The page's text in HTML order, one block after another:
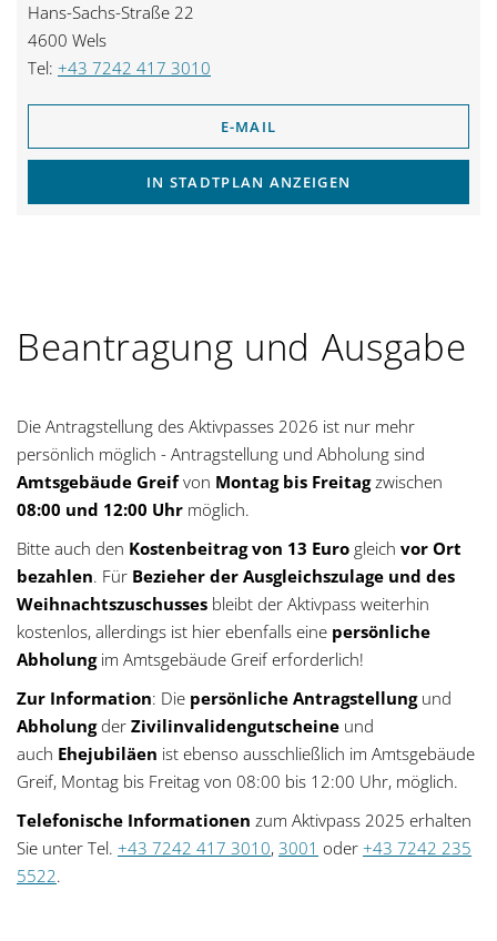
Hans-Sachs-Straße 22
4600 Wels
Tel: +43 7242 417 3010
E-MAIL
IN STADTPLAN ANZEIGEN
Beantragung und Ausgabe
Die Antragstellung des Aktivpasses 2026 ist nur mehr
persönlich möglich - Antragstellung und Abholung sind
Amtsgebäude Greifvon Montag bis Freitagzwischen
08:00 und 12:00 Uhr möglich.
Bitte auch den Kostenbeitrag von 13 Euro gleich vor Ort
bezahlen. Für Bezieher der Ausgleichszulage und des
Weihnachtszuschusses bleibt der Aktivpass weiterhin
kostenlos, allerdings ist hier ebenfalls eine persönliche
Abholung im Amtsgebäude Greif erforderlich!
Zur Information: Die persönliche Antragstellungund
Abholung der Zivilinvalidengutscheine und
auch Ehejubiläen ist ebenso ausschließlich im Amtsgebäude
Greif, Montag bis Freitag von 08:00 bis 12:00 Uhr, möglich.
Telefonische Informationen zum Aktivpass 2025 erhalten
Sie unter Tel. +43 7242 417 3010, 3001 oder +43 7242 235
5522.